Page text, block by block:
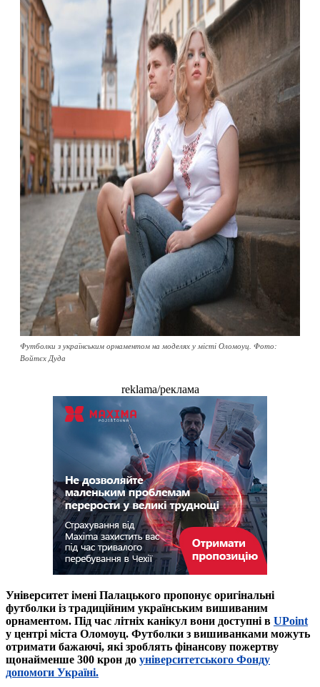
Футболки з українським орнаментом на моделях у місті Оломоуц. Фото:
Войтєх Дуда
reklama/реклама
Університет імені Палацького пропонує оригінальні
футболки із традиційним українським вишиваним
орнаментом. Під час літніх канікул вони доступні в UPoint
у центрі міста Оломоуц. Футболки з вишиванками можуть
отримати бажаючі, які зроблять фінансову пожертву
щонайменше 300 крон до університетського Фонду
допомоги Україні.